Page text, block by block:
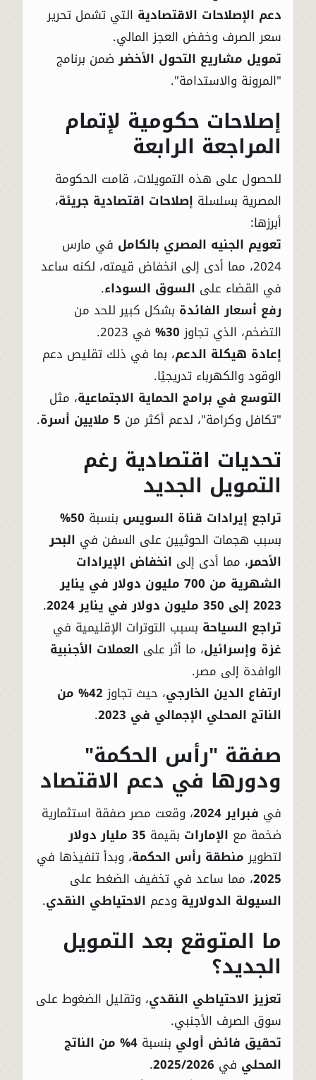
دعم الإصلاحات الاقتصادية التي تشمل تحرير
سعر الصرف وخفض العجز المالي.
تمويل مشاريع التحول الأخضرضمن برنامج
"المرونة والاستدامة".
إصلاحات حكومية لإتمام
المراجعة الرابعة
للحصول على هذه التمويلات، قامت الحكومة
المصرية بسلسلة إصلاحات اقتصادية جريئة،
أبرزها:
تعويم الجنيه المصري بالكامل في مارس
2024، مما أدى إلى انخفاض قيمته، لكنه ساعد
في القضاء على السوق السوداء.
رفع أسعار الفائدة بشكل كبير للحد من
التضخم، الذي تجاوز30%
في 2023.
إعادة هيكلة الدعم، بما في ذلك تقليص دعم
الوقود والكهرباء تدريجيًا.
التوسع في برامج الحماية الاجتماعية، مثل
"تكافل وكرامة"، لدعم أكثر من 5 ملايين أسرة .
تحديات اقتصادية رغم
التمويل الجديد
تراجع إيرادات قناة السويس بنسبة 50%
بسبب هجمات الحوثيين على السفن في البحر
الأحمر، مما أدى إلى انخفاض الإيرادات
الشهرية من 700 مليون دولار في يناير
2023 إلى 350 مليون دولار في يناير 2024
.
تراجع السياحة بسبب التوترات الإقليمية في
غزة وإسرائيل، ما أثر على العملات الأجنبية
الوافدة إلى مصر.
ارتفاع الدين الخارجي، حيث تجاوز
42% من
الناتج المحلي الإجمالي في 2023
.
صفقة "رأس الحكمة"
ودورها في دعم الاقتصاد
في فبراير 2024
، وقعت مصر صفقة استثمارية
ضخمة مع الإمارات بقيمة 35 مليار دولار
لتطويرمنطقة رأس الحكمة، وبدأ تنفيذها في
2025، مما ساعد في تخفيف الضغط على
السيولة الدولارية ودعم الاحتياطي النقدي.
ما المتوقع بعد التمويل
الجديد؟
تعزيز الاحتياطي النقدي، وتقليل الضغوط على
سوق الصرف الأجنبي.
تحقيق فائض أولي بنسبة 4% من الناتج
المحلي في 2025/2026
.